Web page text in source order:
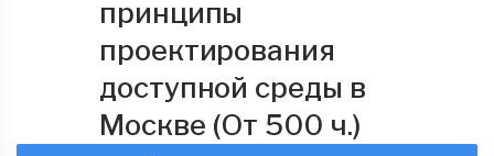
принципы
проектирования
доступной среды в
Москве (От 500 ч.)